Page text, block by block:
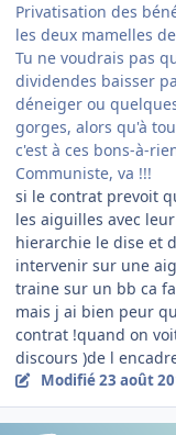
Privatisation des
les deux mamelles
Tu ne voudrais pas
dividendes baisser
déneiger ou
gorges, alors qu'à
c'est à ces bons-à-
Communiste, va !!!
si le contrat prevoit
les aiguilles avec
hierarchie le dise et
intervenir sur une
traine sur un bb ca
mais j ai bien peur
contrat !quand on
discours )de l
Modifié23 août